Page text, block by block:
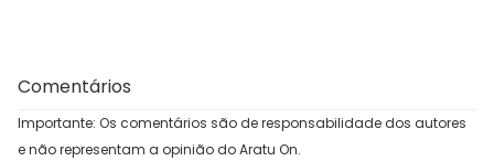
Comentários
Importante: Os comentários são de responsabilidade dos autores
e não representam a opinião do Aratu On.